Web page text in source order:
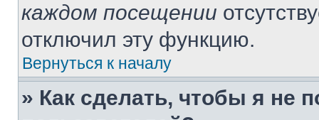
каждом посещении
отключил эту функцию.
Вернуться к началу
» Как сделать, чтобы я не